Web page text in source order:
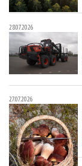
28.07.2026
27.07.2026